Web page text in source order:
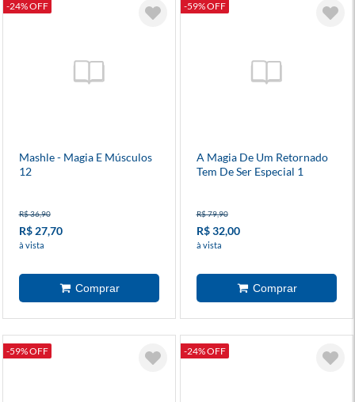
-24% OFF
Mashle - Magia E Músculos
12
R$ 36,90
R$ 27,70
à vista
-59% OFF
A Magia De Um Retornado
Tem De Ser Especial 1
R$ 79,90
R$ 32,00
à vista
-59% OFF -24% OFF